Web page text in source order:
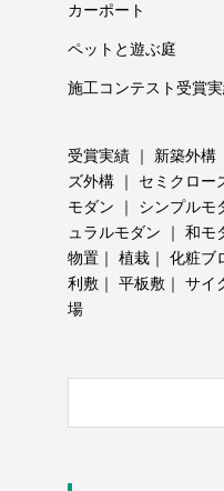
カーポート
ペットと遊ぶ庭
施工コンテスト受賞
受賞実績 ｜ 新築外構
ズ外構 ｜ セミクロー
モダン ｜ シンプルモ
ュラルモダン ｜ 和モ
物置 ｜ 植栽 ｜ 化粧ブ
利敷 ｜ 平板敷 ｜ サイ
場